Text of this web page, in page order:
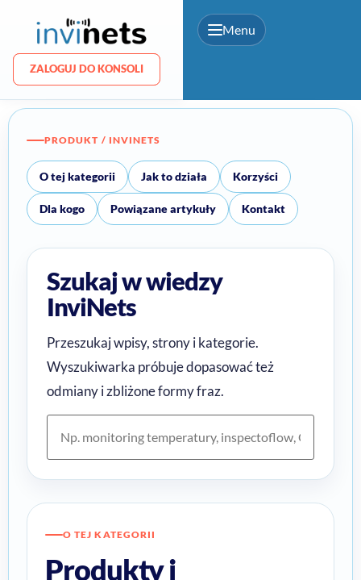
ZALOGUJ DO KONSOLI
Menu
ZALOGUJ DO KONSOLI
PRODUKT / INVINETS
O tej kategorii Jak to działa Korzyści
Dla kogo Powiązane artykuły Kontakt
Szukaj w wiedzy
InviNets
Przeszukaj wpisy, strony i kategorie.
Wyszukiwarka próbuje dopasować też
odmiany i zbliżone formy fraz.
O TEJ KATEGORII
Produkty i